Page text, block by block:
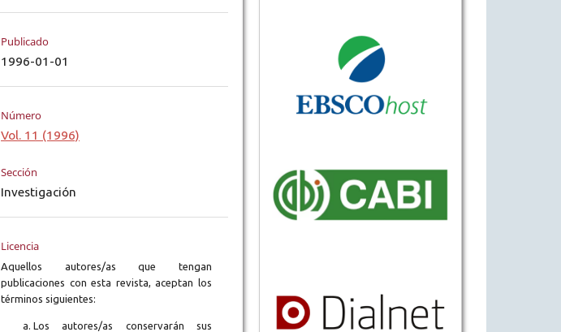
Publicado
1996-01-01
Número
Vol. 11 (1996)
Sección
Investigación
Licencia
Aquellos autores/as que tengan
publicaciones con esta revista, aceptan los
términos siguientes:
Los autores/as conservarán sus